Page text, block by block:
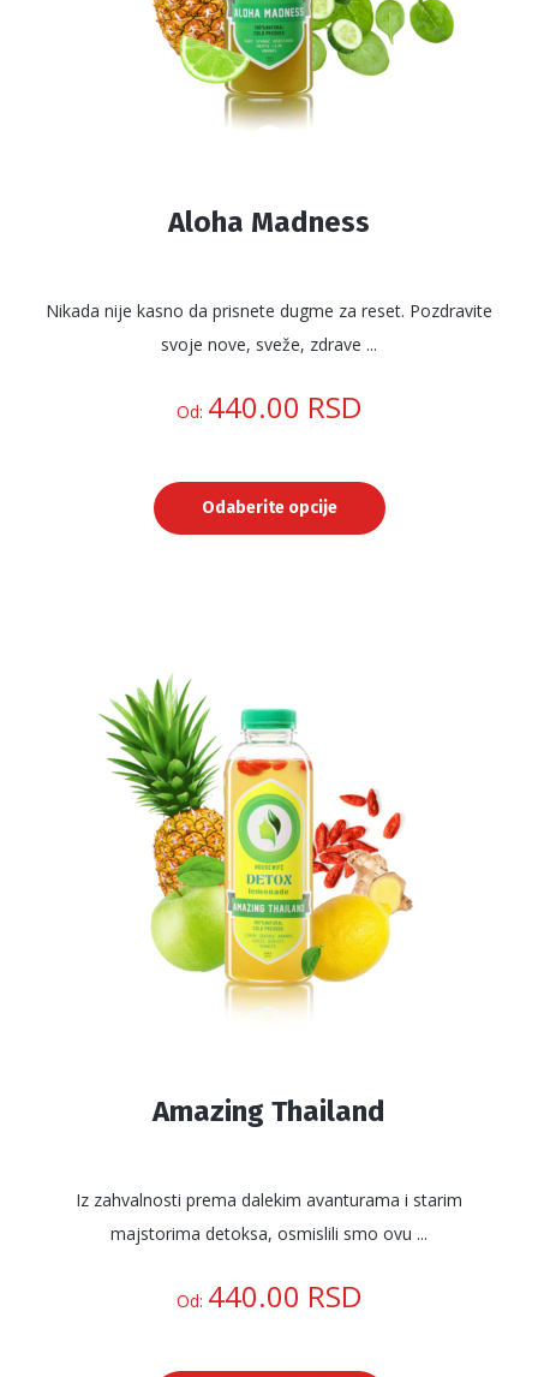
Aloha Madness
Nikada nije kasno da prisnete dugme za reset. Pozdravite
svoje nove, sveže, zdrave ...
Od: 440.00 RSD
Odaberite opcije
Opcije
mogu
biti
izabrane
na
stranici
proizvoda.
Amazing Thailand
Iz zahvalnosti prema dalekim avanturama i starim
majstorima detoksa, osmislili smo ovu ...
Od: 440.00 RSD